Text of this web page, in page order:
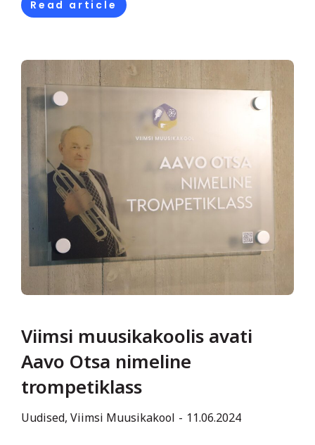
Read article
Viimsi muusikakoolis avati
Aavo Otsa nimeline
trompetiklass
Uudised, Viimsi Muusikakool 11.06.2024